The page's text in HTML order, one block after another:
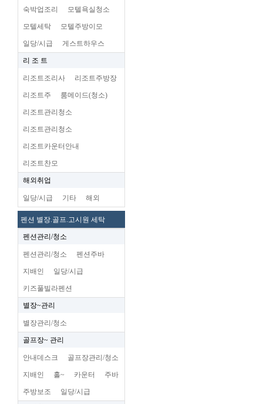
숙박업조리 모텔욕실청소
모텔세탁 모텔주방이모
일당/시급 게스트하우스
리 조 트
리조트조리사 리조트주방장
리조트주 룸메이드(청소)
리조트관리청소
리조트관리청소
리조트카운터안내
리조트찬모
해외취업
일당/시급 기타 해외
펜션 별장.골프.고시원 세탁
펜션관리/청소
펜션관리/청소 펜션주바
지배인 일당/시급
키즈풀빌라펜션
별장~관리
별장관리/청소
골프장~ 관리
안내데스크 골프장관리/청소
지배인 홀~ 카운터 주바
주방보조 일당/시급